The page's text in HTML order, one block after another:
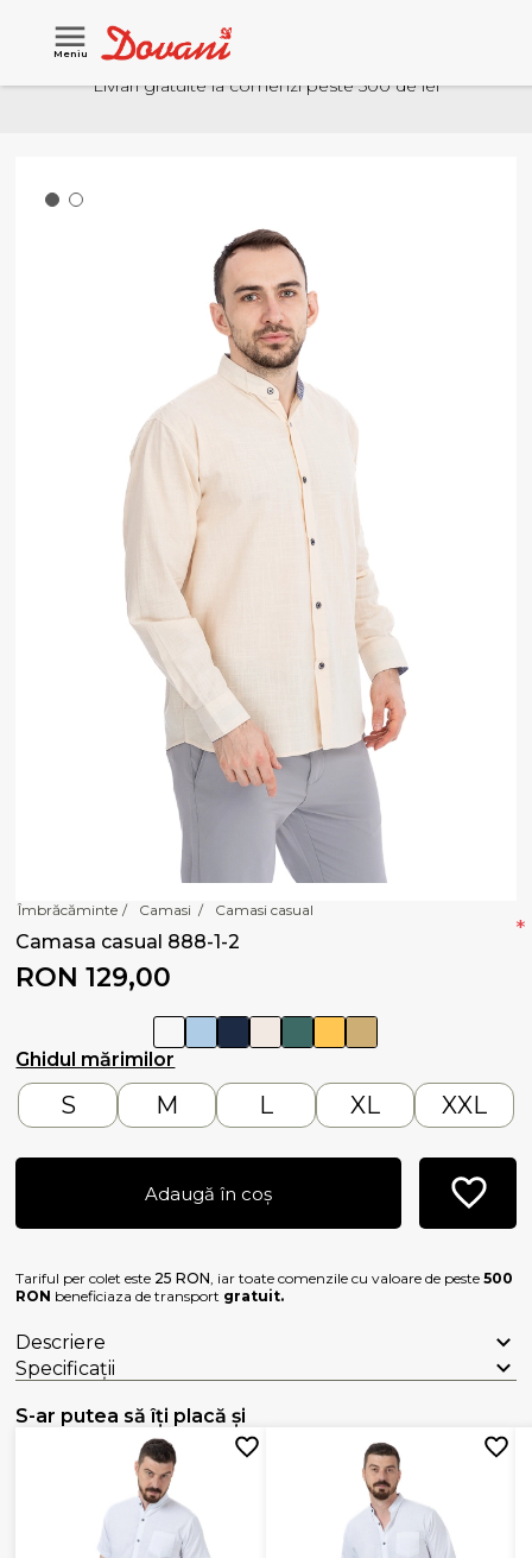
Meniu
Livrari gratuite la comenzi peste 500 de lei
Îmbrăcăminte / Camasi / Camasi casual
Camasa casual 888-1-2
RON 129,00
Ghidul mărimilor
*
S M L XL XXL
Adaugă în coș
Tariful per colet este 25 RON, iar toate comenzile cu valoare de peste500
RON beneficiaza de transport gratuit.
Descriere
Specificații
S-ar putea să îți placă și